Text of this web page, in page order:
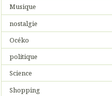
Musique
nostalgie
Océko
politique
Science
Shopping